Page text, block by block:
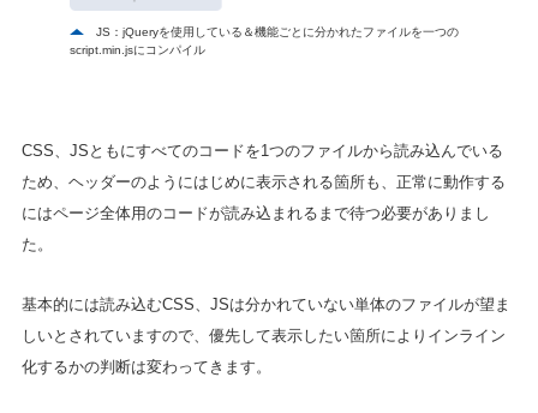
JS：jQueryを使用している＆機能ごとに分かれたファイルを一つの
script.min.jsにコンパイル
CSS、JSともにすべてのコードを1つのファイルから読み込んでいる
ため、ヘッダーのようにはじめに表示される箇所も、正常に動作する
にはページ全体用のコードが読み込まれるまで待つ必要がありまし
た。
基本的には読み込むCSS、JSは分かれていない単体のファイルが望ま
しいとされていますので、優先して表示したい箇所によりインライン
化するかの判断は変わってきます。